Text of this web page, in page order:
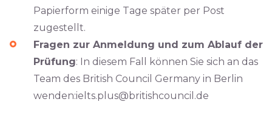
Papierform einige Tage später per Post
zugestellt.
Fragen zur Anmeldung und zum Ablauf der
Prüfung: In diesem Fall können Sie sich an das
Team des British Council Germany in Berlin
wenden:ielts.plus@britishcouncil.de